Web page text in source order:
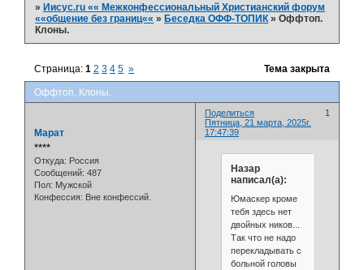
»Иисус.ru «« Межконфессиональный Христианский форум
««общение без границ«« »Беседка ОФФ-ТОПИК »Оффтоп.
Клоны.
Оффтоп. Клоны.
Страница:1 2 3 4 5 » Тема закрыта
Поделиться
1
Пятница, 21 марта, 2025г.
17:47:39
Марат
⭒⭒⭒⭒
Откуда: Россия
Сообщений: 487
Пол: Мужской
Конфессия: Вне конфессий.
Назар
написал(а):
Юмаскер кроме
тебя здесь нет
двойных ников...
Так что не надо
перекладывать с
больной головы